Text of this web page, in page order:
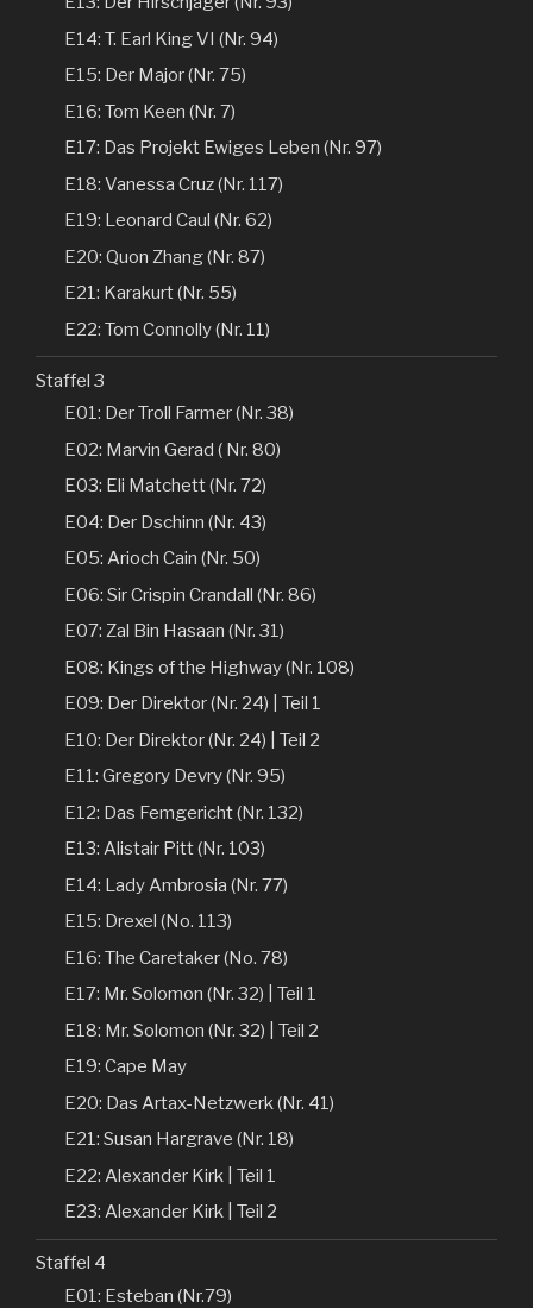
E14: T. Earl King VI (Nr. 94)
E15: Der Major (Nr. 75)
E16: Tom Keen (Nr. 7)
E17: Das Projekt Ewiges Leben (Nr. 97)
E18: Vanessa Cruz (Nr. 117)
E19: Leonard Caul (Nr. 62)
E20: Quon Zhang (Nr. 87)
E21: Karakurt (Nr. 55)
E22: Tom Connolly (Nr. 11)
Staffel 3
E01: Der Troll Farmer (Nr. 38)
E02: Marvin Gerad ( Nr. 80)
E03: Eli Matchett (Nr. 72)
E04: Der Dschinn (Nr. 43)
E05: Arioch Cain (Nr. 50)
E06: Sir Crispin Crandall (Nr. 86)
E07: Zal Bin Hasaan (Nr. 31)
E08: Kings of the Highway (Nr. 108)
E09: Der Direktor (Nr. 24) | Teil 1
E10: Der Direktor (Nr. 24) | Teil 2
E11: Gregory Devry (Nr. 95)
E12: Das Femgericht (Nr. 132)
E13: Alistair Pitt (Nr. 103)
E14: Lady Ambrosia (Nr. 77)
E15: Drexel (No. 113)
E16: The Caretaker (No. 78)
E17: Mr. Solomon (Nr. 32) | Teil 1
E18: Mr. Solomon (Nr. 32) | Teil 2
E19: Cape May
E20: Das Artax-Netzwerk (Nr. 41)
E21: Susan Hargrave (Nr. 18)
E22: Alexander Kirk | Teil 1
E23: Alexander Kirk | Teil 2
Staffel 4
E01: Esteban (Nr.79)